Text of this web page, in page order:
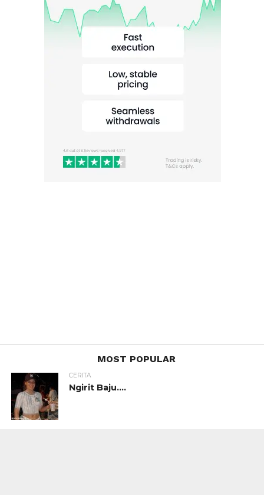
MOST POPULAR
CERITA
Ngirit Baju….